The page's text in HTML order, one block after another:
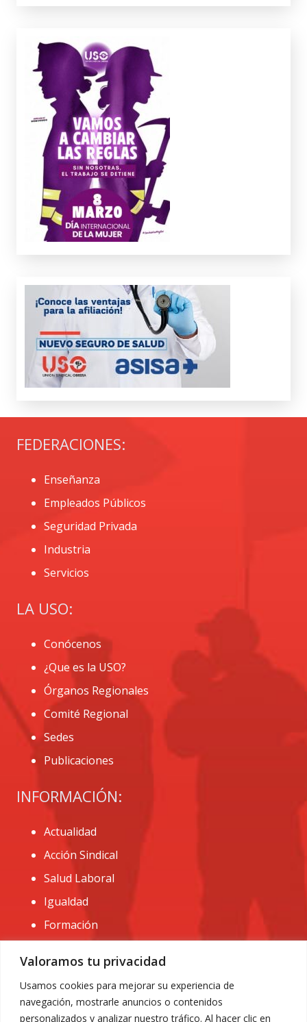
Valoramos tu privacidad
Usamos cookies para mejorar su experiencia de
navegación, mostrarle anuncios o contenidos
personalizados y analizar nuestro tráfico. Al hacer clic en
FEDERACIONES:
Enseñanza
Empleados Públicos
Seguridad Privada
Industria
Servicios
LA USO:
Conócenos
¿Que es la USO?
Órganos Regionales
Comité Regional
Sedes
Publicaciones
INFORMACIÓN:
Actualidad
Acción Sindical
Salud Laboral
Igualdad
Formación
CONTACTO:
administracion@usomurcia.org
968 25 01 20